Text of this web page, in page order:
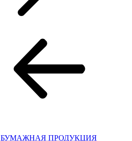
БУМАЖНАЯ ПРОДУКЦИЯ